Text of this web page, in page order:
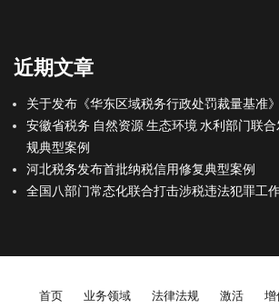
近期文章
关于发布《华东区域税务行政处罚裁量基准
安徽省税务 自然资源 生态环境 水利部门联
规典型案例
河北税务发布首批纳税信用修复典型案例
全国八部门常态化联合打击涉税违法犯罪工
Footer menu
首页 业务领域 法律法规 激活 增